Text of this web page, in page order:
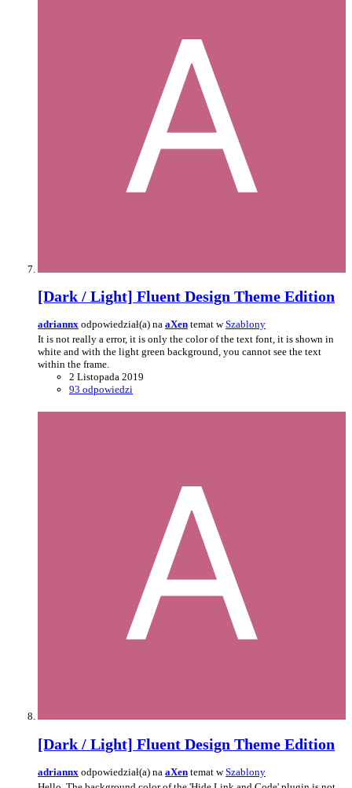
[Dark / Light] Fluent Design Theme Edition
adriannx odpowiedział(a) na aXen temat wSzablony
It is not really a error, it is only the color of the text font, it is shown in
white and with the light green background, you cannot see the text
within the frame.
2 Listopada 2019
93 odpowiedzi
[Dark / Light] Fluent Design Theme Edition
adriannx odpowiedział(a) na aXen temat wSzablony